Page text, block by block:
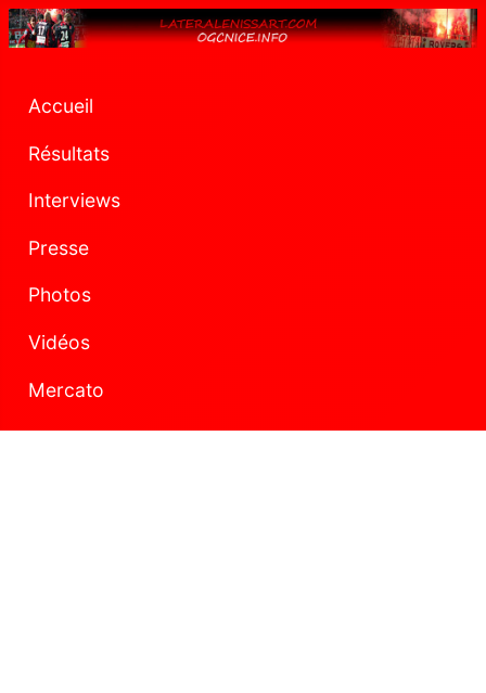
Accueil
Résultats
Interviews
Presse
Photos
Vidéos
Mercato